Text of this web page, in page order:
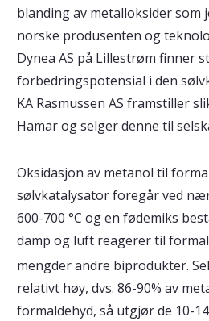
blanding av metalloksider som
norske produsenten og
Dynea AS på Lillestrøm finner
forbedringspotensial i den
KA Rasmussen AS framstiller
Hamar og selger denne til
Oksidasjon av metanol til
sølvkatalysator foregår ved
600-700 °C og en fødemiks
damp og luft reagerer til
mengder andre biprodukter.
relativt høy, dvs. 86-90% av
formaldehyd, så utgjør de 10-